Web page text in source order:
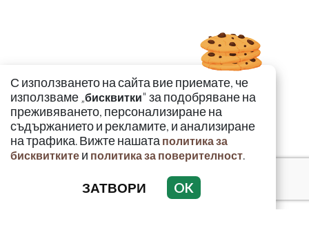
С използването на сайта вие приемате, че
използваме „бисквитки" за подобряване на
преживяването, персонализиране на
съдържанието и рекламите, и анализиране
на трафика. Вижте нашата политика за
бисквитките и политика за поверителност.
ЗАТВОРИ OK